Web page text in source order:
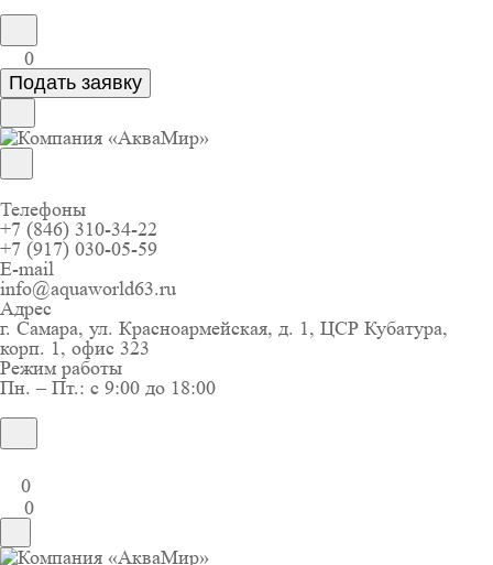
0
Подать заявку
Телефоны
+7 (846) 310-34-22
+7 (917) 030-05-59
E-mail
info@aquaworld63.ru
Адрес
г. Самара, ул. Красноармейская, д. 1, ЦСР Кубатура,
корп. 1, офис 323
Режим работы
Пн. – Пт.: с 9:00 до 18:00
0
0